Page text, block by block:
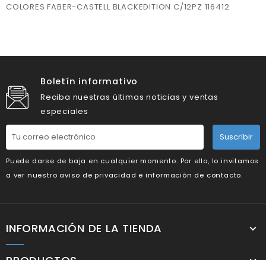
COLORES FABER-CASTELL BLACKEDITION C/12PZ 116412
Boletín informativo
Reciba nuestras últimas noticias y ventas
especiales
Suscribir
Puede darse de baja en cualquier momento. Por ello, lo invitamos
a ver nuestro aviso de privacidad e información de contacto.
INFORMACIÓN DE LA TIENDA